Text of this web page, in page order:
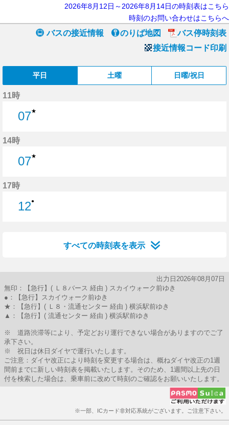
2026年8月12日～2026年8月14日の時刻表はこちら
時刻のお問い合わせはこちらへ
バスの接近情報 のりば地図
バス停時刻表
接近情報コード印刷
平日 土曜 日曜/祝日
11時
07★
14時
07★
17時
12●
すべての時刻表を表示
出力日2026年08月07日
無印：【急行】( Ｌ８バース 経由 ) スカイウォーク前ゆき
●：【急行】スカイウォーク前ゆき
★：【急行】( Ｌ８・流通センター 経由 ) 横浜駅前ゆき
▲：【急行】( 流通センター 経由 ) 横浜駅前ゆき
※ 道路渋滞等により、予定どおり運行できない場合がありますのでご了
承下さい。
※ 祝日は休日ダイヤで運行いたします。
ご注意：ダイヤ改正により時刻を変更する場合は、概ねダイヤ改正の1週
間前までに新しい時刻表を掲載いたします。そのため、1週間以上先の日
付を検索した場合は、乗車前に改めて時刻のご確認をお願いいたします。
※一部、ICカード非対応系統がございます。ご注意下さい。